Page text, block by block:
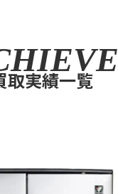
取実績一覧